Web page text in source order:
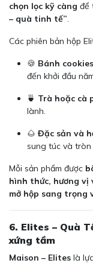
chọn lọc kỹ càng để
– quà tinh tế”.
Các phiên bản hộp
🍪 Bánh
đến khởi đầu
🍵 Trà hoặc cà
lành.
🌰 Đặc sản và
sung túc và tròn
Mỗi sản phẩm được
hình thức, hương vị
mở hộp sang trọng
6. Elites – Quà
xứng tầm
Maison – Elites là